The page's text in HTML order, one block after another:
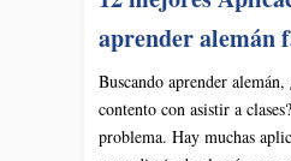
aprender alemán
Buscando aprender alemán,
contento con asistir a
problema. Hay muchas